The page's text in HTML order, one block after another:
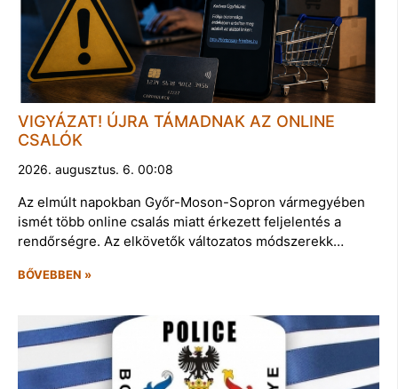
VIGYÁZAT! ÚJRA TÁMADNAK AZ ONLINE
CSALÓK
2026. augusztus. 6. 00:08
Az elmúlt napokban Győr-Moson-Sopron vármegyében
ismét több online csalás miatt érkezett feljelentés a
rendőrségre. Az elkövetők változatos módszerekk…
BŐVEBBEN »